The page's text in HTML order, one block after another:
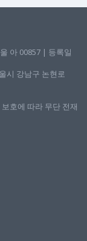
아 00857 | 등록일
시 강남구 논현로
호에 따라 무단 전재